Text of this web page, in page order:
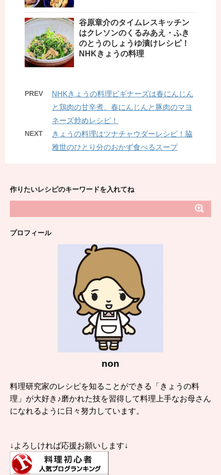
谷原章介のタイムレスキッチン
はクレソンのくるみあえ・ふき
のとうのしょうゆ漬けレシピ！
NHKきょうの料理
PREV
NHKきょうの料理ビギナーズは春にんじん
と鶏肉の甘辛煮、春にんじんと豚肉のマヨ
ネーズ炒めレシピ！
NEXT
きょうの料理はツナチャウダーレシピ！脇
雅世のひとり分のおかず食べるスープ
作りたいレシピのキーワードを入れてね
プロフィール
non
料理研究家のレシピを知ることができる「きょうの料
理」が大好き♪磨かれた技を習得して料理上手なお母さん
になれるように日々努力しています。
↓よろしければ応援お願いします↓